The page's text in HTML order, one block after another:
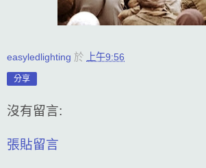
easyledlighting 於 上午9:56
分享
沒有留言:
張貼留言